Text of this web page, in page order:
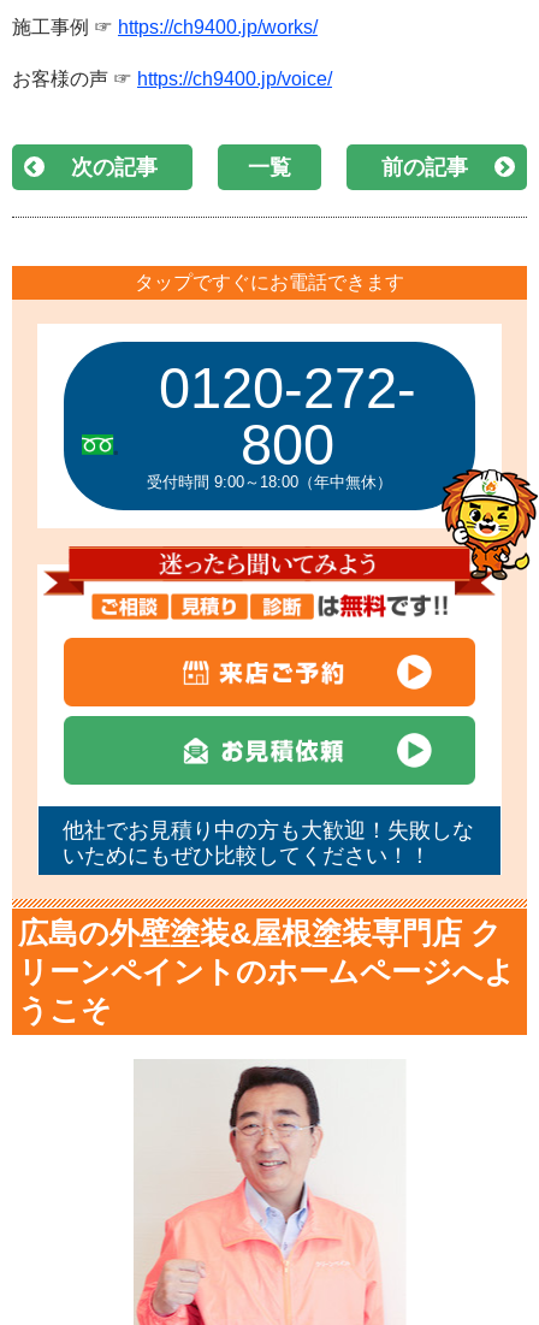
施工事例 ☞ https://ch9400.jp/works/
お客様の声 ☞ https://ch9400.jp/voice/
次の記事 一覧 前の記事
タップですぐにお電話できます
0120-272-
800
受付時間 9:00～18:00（年中無休）
他社でお見積り中の方も大歓迎！失敗しな
いためにもぜひ比較してください！！
広島の外壁塗装&屋根塗装専門店 ク
リーンペイントのホームページへよ
うこそ